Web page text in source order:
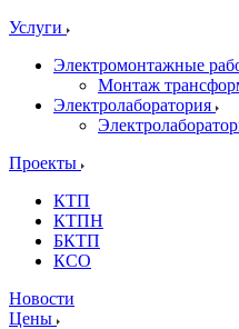
Услуги
Электромонтажные
Монтаж
Электролаборатория
Проекты
КТП
КТПН
БКТП
КСО
Новости
Цены